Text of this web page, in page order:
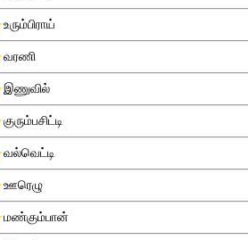
உரும்பிராய்
வரணி
இணுவில்
குரும்பசிட்டி
வல்வெட்டி
ஊரெழு
மண்கும்பான்